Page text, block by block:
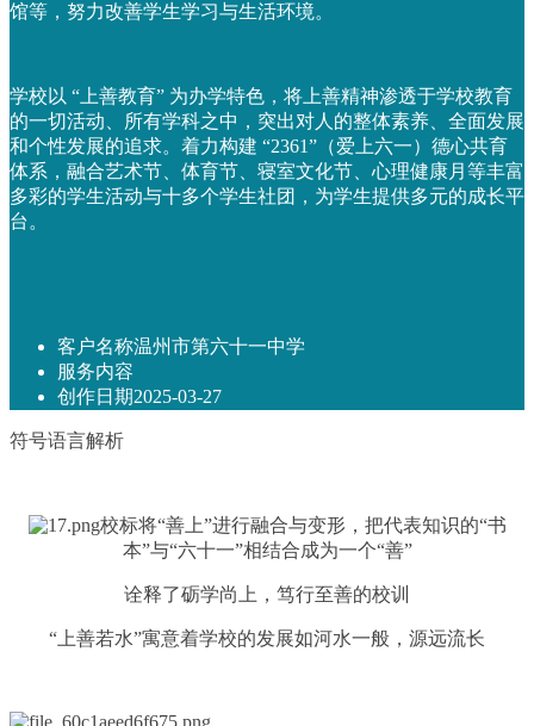
馆等，努力改善学生学习与生活环境。
学校以 “上善教育” 为办学特色，将上善精神渗透于学校教育
的一切活动、所有学科之中，突出对人的整体素养、全面发展
和个性发展的追求。着力构建 “2361”（爱上六一）德心共育
体系，融合艺术节、体育节、寝室文化节、心理健康月等丰富
多彩的学生活动与十多个学生社团，为学生提供多元的成长平
台。
客户名称温州市第六十一中学
服务内容
创作日期2025-03-27
符号语言解析
校标将“善上”进行融合与变形，把代表知识的“书
本”与“六十一”相结合成为一个“善”
诠释了砺学尚上，笃行至善的校训
“上善若水”寓意着学校的发展如河水一般，源远流长